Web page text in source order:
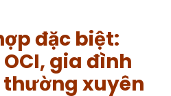
đặc biệt:
gia đình
xuyên